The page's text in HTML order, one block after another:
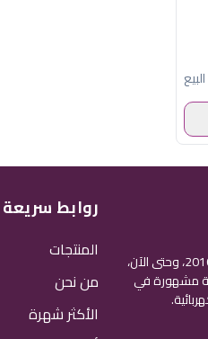
تأسست myhome في البداية عام 2016، وحتى الآن،
علامة تجارية مشهورة في
روابط سريعة
المنتجات
من نحن
الأكثر شهرة